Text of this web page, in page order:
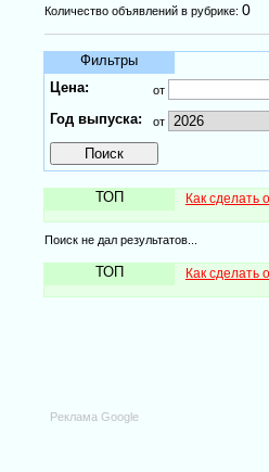
Количество объявлений в рубрике: 0
Фильтры
Цена:
от
Год выпуска: от
ТОП Как
Поиск не дал результатов...
ТОП Как
Реклама Google